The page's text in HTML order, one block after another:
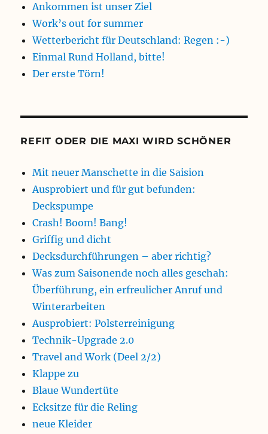
Ankommen ist unser Ziel
Work’s out for summer
Wetterbericht für Deutschland: Regen :-)
Einmal Rund Holland, bitte!
Der erste Törn!
REFIT ODER DIE MAXI WIRD SCHÖNER
Mit neuer Manschette in die Saision
Ausprobiert und für gut befunden:
Deckspumpe
Crash! Boom! Bang!
Griffig und dicht
Decksdurchführungen – aber richtig?
Was zum Saisonende noch alles geschah:
Überführung, ein erfreulicher Anruf und
Winterarbeiten
Ausprobiert: Polsterreinigung
Technik-Upgrade 2.0
Travel and Work (Deel 2/2)
Klappe zu
Blaue Wundertüte
Ecksitze für die Reling
neue Kleider